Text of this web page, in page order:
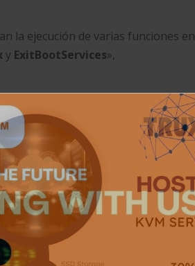
la ejecución de varias funciones en
y ExitBootServices»,
malicioso que los atacantes
los componentes posteriores de la
desde la imagen CORE_DXEa
de un controlador
el malware en un proceso